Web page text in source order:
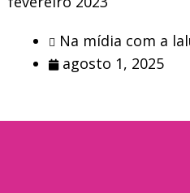
Na mídia com a
agosto 1, 2025